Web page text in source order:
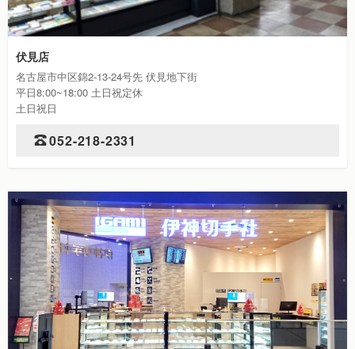
伏見店
名古屋市中区錦2-13-24号先 伏見地下街
平日8:00~18:00 土日祝定休
土日祝日
052-218-2331